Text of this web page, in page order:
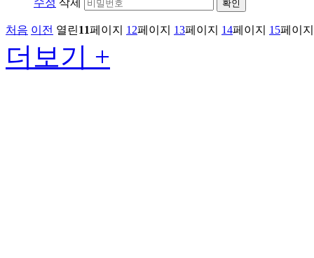
수정 삭제 확인
처음 이전 열린11페이지 12페이지 13페이지 14페이지 15페이지
더보기 +